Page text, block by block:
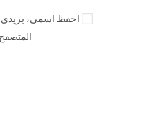
احفظ اسمي، بريدي